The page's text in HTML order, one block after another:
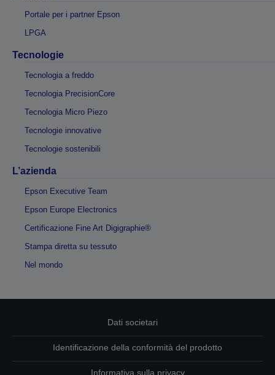
Portale per i partner Epson
LPGA
Tecnologie
Tecnologia a freddo
Tecnologia PrecisionCore
Tecnologia Micro Piezo
Tecnologie innovative
Tecnologie sostenibili
L’azienda
Epson Executive Team
Epson Europe Electronics
Certificazione Fine Art Digigraphie®
Stampa diretta su tessuto
Nel mondo
Dati societari
Identificazione della conformità del prodotto
Informativa sulla privacy